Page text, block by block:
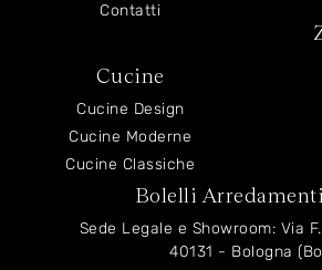
Contatti
Cucine
Cucine Design
Cucine Moderne
Cucine Classiche
Bolelli Arredamenti
Sede Legale e Showroom: Via
40131 - Bologna